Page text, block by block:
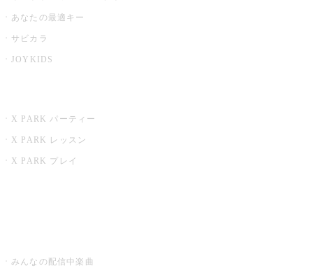
あなたの最適キー
サビカラ
JOYKIDS
X PARK パーティー
X PARK レッスン
X PARK プレイ
みんなの配信中楽曲